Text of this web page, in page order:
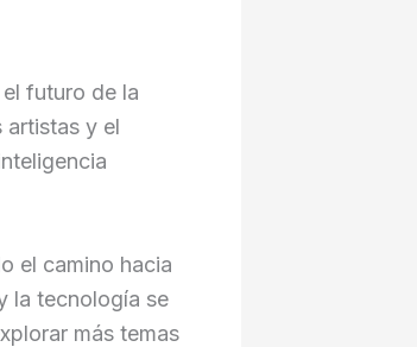
futuro de la
artistas y el
el camino hacia
la tecnología se
más temas